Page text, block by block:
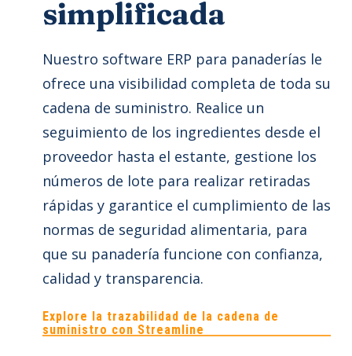
simplificada
Nuestro software ERP para panaderías le
ofrece una visibilidad completa de toda su
cadena de suministro. Realice un
seguimiento de los ingredientes desde el
proveedor hasta el estante, gestione los
números de lote para realizar retiradas
rápidas y garantice el cumplimiento de las
normas de seguridad alimentaria, para
que su panadería funcione con confianza,
calidad y transparencia.
Explore la trazabilidad de la cadena de
suministro con Streamline